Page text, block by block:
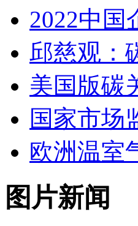
2022中国
邱慈观：
美国版碳
国家市场
欧洲温室
图片新闻